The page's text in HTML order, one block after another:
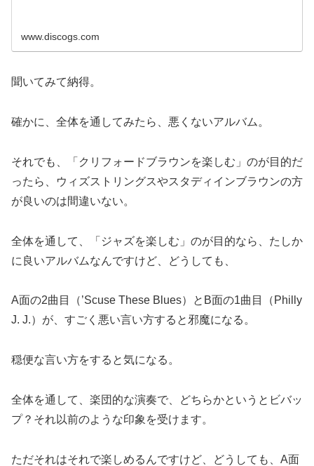
www.discogs.com
聞いてみて納得。
確かに、全体を通してみたら、悪くないアルバム。
それでも、「クリフォードブラウンを楽しむ」のが目的だ
ったら、ウィズストリングスやスタディインブラウンの方
が良いのは間違いない。
全体を通して、「ジャズを楽しむ」のが目的なら、たしか
に良いアルバムなんですけど、どうしても、
A面の2曲目（’Scuse These Blues）とB面の1曲目（Philly
J. J.）が、すごく悪い言い方すると邪魔になる。
穏便な言い方をすると気になる。
全体を通して、楽団的な演奏で、どちらかというとビバッ
プ？それ以前のような印象を受けます。
ただそれはそれで楽しめるんですけど、どうしても、A面